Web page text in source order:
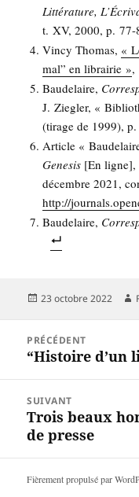
Lit­té­ra­ture,
t. XV, 2000, p. 77-
Vin­cy Tho­mas, «
mal” en librai­rie »,
Bau­de­laire,
J. Zie­gler, «
(tirage de 1999),
Article «
Gene­sis [En ligne],
décembre 2021,
http://
Bau­de­laire,
Publié
23 octobre 2022
l’article
PRÉCÉDENT
Article
précédent :
“Histoire d’un
SUIVANT
Article
suivant :
Trois beaux
de presse
Fièrement propulsé par